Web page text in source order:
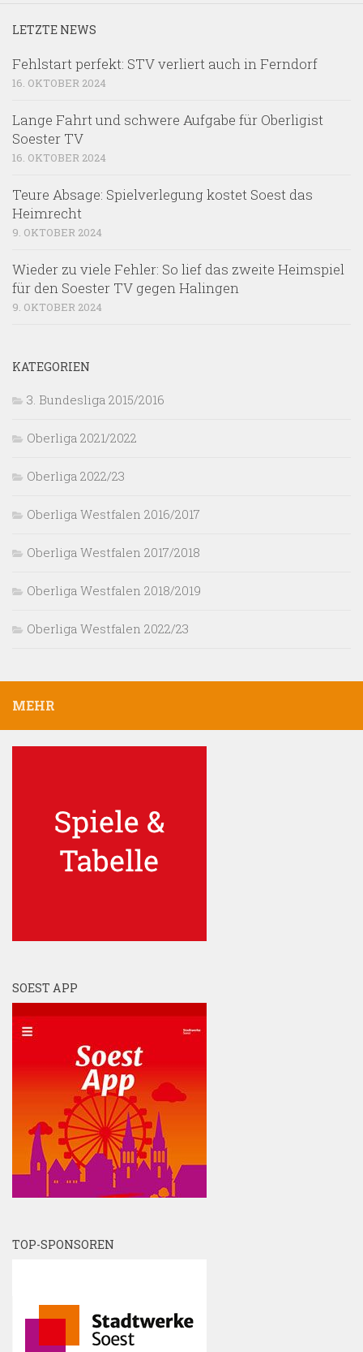
LETZTE NEWS
Fehlstart perfekt: STV verliert auch in Ferndorf
16. OKTOBER 2024
Lange Fahrt und schwere Aufgabe für Oberligist
Soester TV
16. OKTOBER 2024
Teure Absage: Spielverlegung kostet Soest das
Heimrecht
9. OKTOBER 2024
Wieder zu viele Fehler: So lief das zweite Heimspiel
für den Soester TV gegen Halingen
9. OKTOBER 2024
KATEGORIEN
3. Bundesliga 2015/2016
Oberliga 2021/2022
Oberliga 2022/23
Oberliga Westfalen 2016/2017
Oberliga Westfalen 2017/2018
Oberliga Westfalen 2018/2019
Oberliga Westfalen 2022/23
MEHR
SOEST APP
TOP-SPONSOREN